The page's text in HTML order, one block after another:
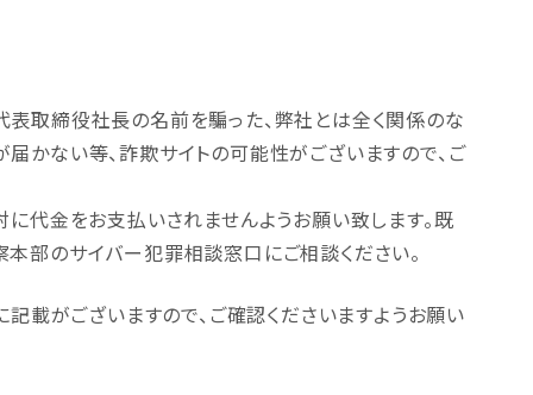
取締役社長の名前を騙った、弊社とは全く関係のな
かない等、詐欺サイトの可能性がございますので、ご
代金をお支払いされませんようお願い致します。既
部のサイバー犯罪相談窓口にご相談ください。
記載がございますので、ご確認くださいますようお願い